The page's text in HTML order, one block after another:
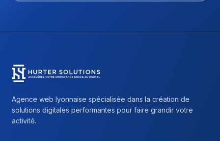
Agence web lyonnaise spécialisée dans la création de
solutions digitales performantes pour faire grandir votre
activité.